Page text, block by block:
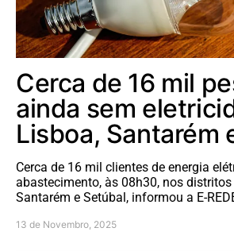
Cerca de 16 mil
ainda sem
Lisboa, Santarém
Cerca de 16 mil clientes de energia
abastecimento, às 08h30, nos
Santarém e Setúbal, informou a E-
13 de Novembro, 2025